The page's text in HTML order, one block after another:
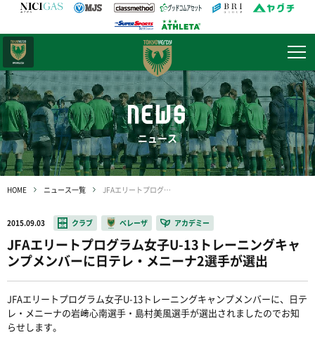
NEWS
ニュース
HOME ニュース一覧 JFAエリートプログラム女子U-13トレーニングキャンプメンバーに日テレ・メニーナ2選手が選出
2015.09.03 クラブ ベレーザ アカデミー
JFAエリートプログラム女子U-13トレーニングキャ
ンプメンバーに日テレ・メニーナ2選手が選出
JFAエリートプログラム女子U-13トレーニングキャンプメンバーに、日テ
レ・メニーナの岩﨑心南選手・島村美風選手が選出されましたのでお知
らせします。